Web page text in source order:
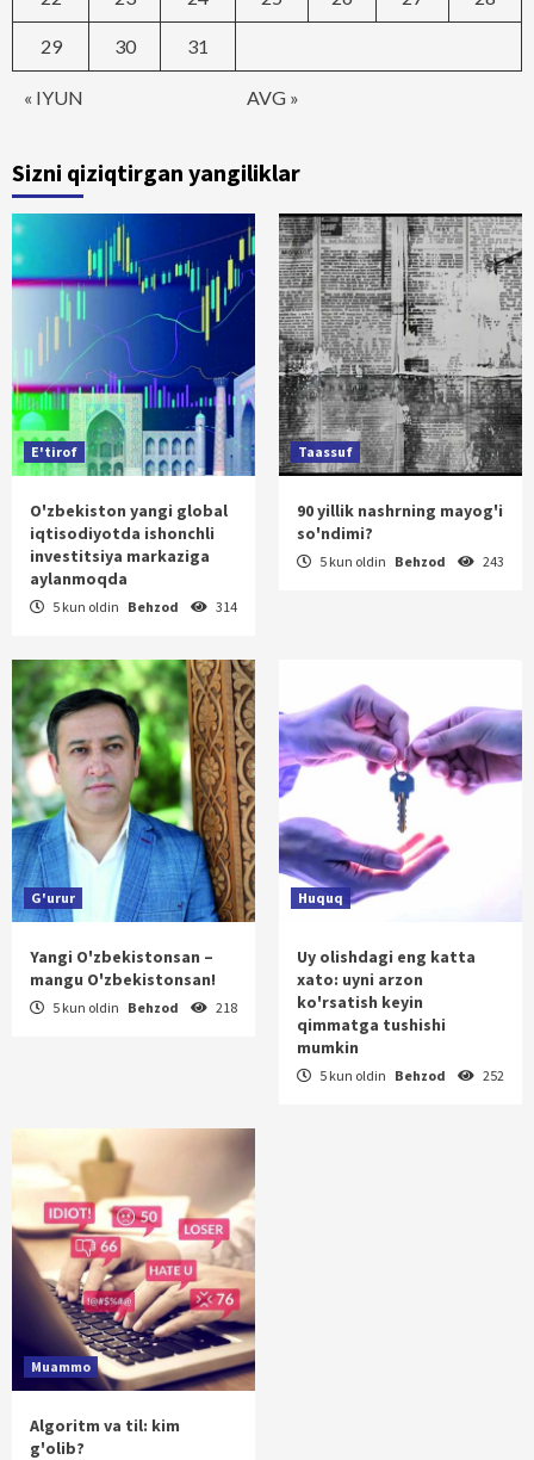
« IYUN AVG »
29 30 31
Sizni qiziqtirgan yangiliklar
E'tirof
O'zbekiston yangi global
iqtisodiyotda ishonchli
investitsiya markaziga
aylanmoqda
5 kun oldin Behzod 314
Taassuf
90 yillik nashrning mayog'i
so'ndimi?
5 kun oldin Behzod 243
G'urur
Yangi O'zbekistonsan –
mangu O'zbekistonsan!
5 kun oldin Behzod 218
Huquq
Uy olishdagi eng katta
xato: uyni arzon
ko'rsatish keyin
qimmatga tushishi
mumkin
5 kun oldin Behzod 252
Muammo
Algoritm va til: kim
g'olib?